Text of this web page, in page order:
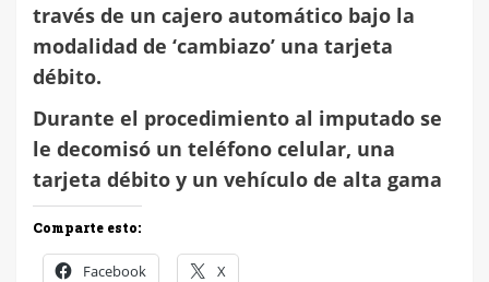
través de un cajero automático bajo la
modalidad de ‘cambiazo’ una tarjeta
débito.
Durante el procedimiento al imputado se
le decomisó un teléfono celular, una
tarjeta débito y un vehículo de alta gama
Comparte esto:
Facebook X